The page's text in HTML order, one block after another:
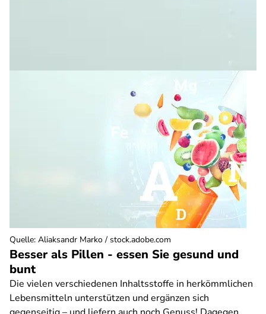
Besser als Pillen - essen Sie gesund und
bunt
Die vielen verschiedenen Inhaltsstoffe in herkömmlichen
Lebensmitteln unterstützen und ergänzen sich
Quelle: Aliaksandr Marko / stock.adobe.com